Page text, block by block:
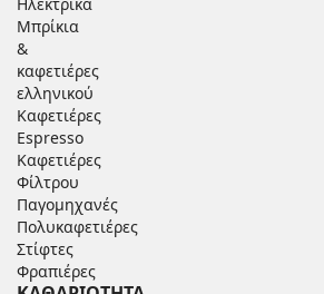
Μπρίκια
&
καφετιέρες
ελληνικού
Καφετιέρες
Espresso
Καφετιέρες
Φίλτρου
Παγομηχανές
Πολυκαφετιέρες
Στίφτες
Φραπιέρες